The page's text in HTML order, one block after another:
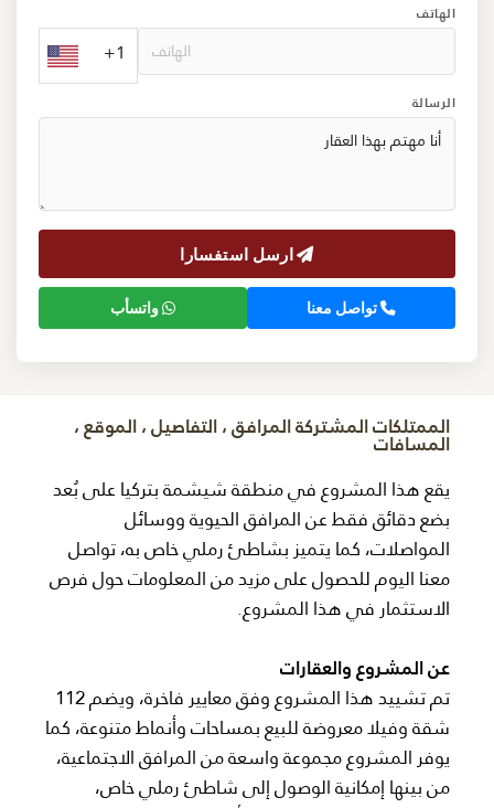
الهاتف
+1
الرسالة
ارسل استفسارا
تواصل معنا واتسأب
الممتلكات المشتركة المرافق ، التفاصيل ، الموقع ،
المسافات
يقع هذا المشروع في منطقة شيشمة بتركيا على بُعد
بضع دقائق فقط عن المرافق الحيوية ووسائل
المواصلات، كما يتميز بشاطئ رملي خاص به، تواصل
معنا اليوم للحصول على مزيد من المعلومات حول فرص
الاستثمار في هذا المشروع.
عن المشروع والعقارات
تم تشييد هذا المشروع وفق معايير فاخرة، ويضم 112
شقة وفيلا معروضة للبيع بمساحات وأنماط متنوعة، كما
يوفر المشروع مجموعة واسعة من المرافق الاجتماعية،
من بينها إمكانية الوصول إلى شاطئ رملي خاص،